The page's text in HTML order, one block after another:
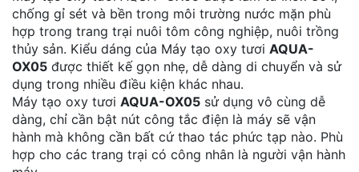
chống gỉ sét và bền trong môi trường nước mặn phù
hợp trong trang trại nuôi tôm công nghiệp, nuôi trồng
thủy sản. Kiểu dáng của Máy tạo oxy tươi AQUA-
OX05 được thiết kế gọn nhẹ, dễ dàng di chuyển và sử
dụng trong nhiều điều kiện khác nhau.
Máy tạo oxy tươi AQUA-OX05 sử dụng vô cùng dễ
dàng, chỉ cần bật nút công tắc điện là máy sẽ vận
hành mà không cần bất cứ thao tác phức tạp nào. Phù
hợp cho các trang trại có công nhân là người vận hành